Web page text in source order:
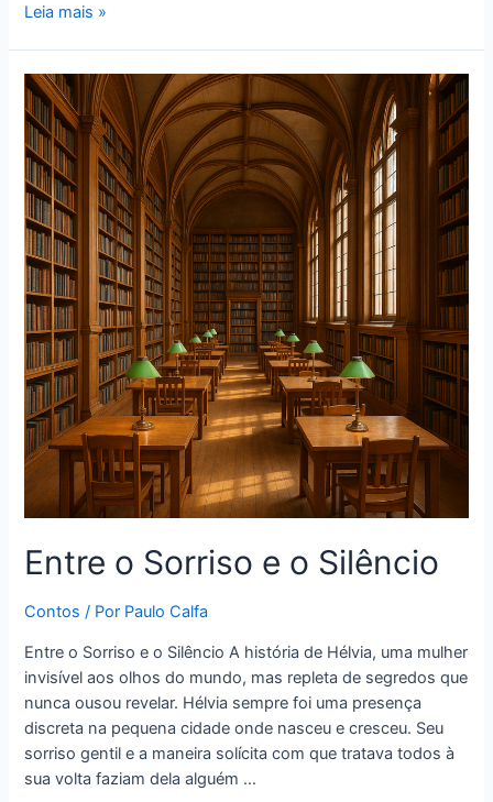
Leia mais »
Entre o Sorriso e o Silêncio
Contos / Por Paulo Calfa
Entre o Sorriso e o Silêncio A história de Hélvia, uma mulher
invisível aos olhos do mundo, mas repleta de segredos que
nunca ousou revelar. Hélvia sempre foi uma presença
discreta na pequena cidade onde nasceu e cresceu. Seu
sorriso gentil e a maneira solícita com que tratava todos à
sua volta faziam dela alguém …